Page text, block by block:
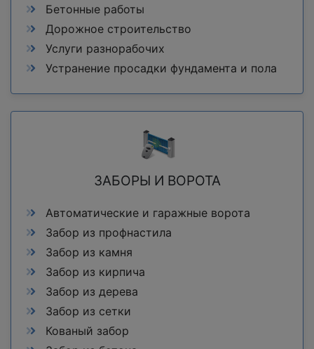
Бетонные работы
Дорожное строительство
Услуги разнорабочих
Устранение просадки фундамента и пола
ЗАБОРЫ И ВОРОТА
Автоматические и гаражные ворота
Забор из профнастила
Забор из камня
Забор из кирпича
Забор из дерева
Забор из сетки
Кованый забор